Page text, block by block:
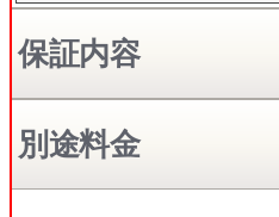
保証内容
別途料金